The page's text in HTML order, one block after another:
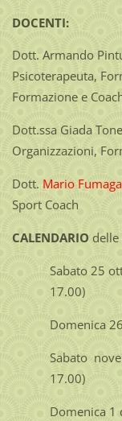
DOCENTI:
Dott. Armando
Psicoterapeuta,
Formazione e
Dott.ssa Giada
Organizzazioni,
Dott. Mario
Sport Coach
CALENDARIOdelle
Sabato 25
17.00)
Domenica
Sabato
17.00)
Domenica 1